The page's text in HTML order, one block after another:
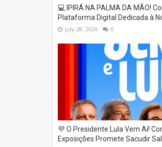
💻 IPIRÁ NA PALMA DA MÃO!
Plataforma Digital Dedicada à
July 28, 2026 0
💜 O Presidente Lula Vem Aí!
Exposições Promete Sacudir